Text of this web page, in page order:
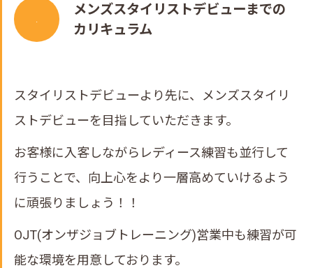
メンズスタイリストデビューまでの
カリキュラム
.
スタイリストデビューより先に、メンズスタイリ
ストデビューを目指していただきます。
お客様に入客しながらレディース練習も並行して
行うことで、向上心をより一層高めていけるよう
に頑張りましょう！！
OJT(オンザジョブトレーニング)営業中も練習が可
能な環境を用意しております。